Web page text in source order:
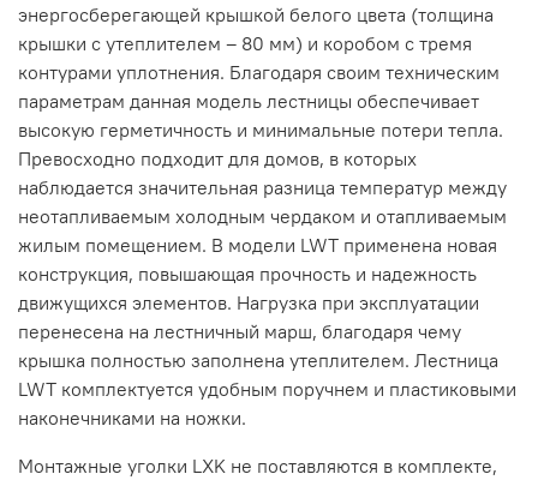
энергосберегающей крышкой белого цвета (толщина
крышки с утеплителем – 80 мм) и коробом с тремя
контурами уплотнения. Благодаря своим техническим
параметрам данная модель лестницы обеспечивает
высокую герметичность и минимальные потери тепла.
Превосходно подходит для домов, в которых
наблюдается значительная разница температур между
неотапливаемым холодным чердаком и отапливаемым
жилым помещением. В модели LWT применена новая
конструкция, повышающая прочность и надежность
движущихся элементов. Нагрузка при эксплуатации
перенесена на лестничный марш, благодаря чему
крышка полностью заполнена утеплителем. Лестница
LWT комплектуется удобным поручнем и пластиковыми
наконечниками на ножки.
Монтажные уголки LXK не поставляются в комплекте,